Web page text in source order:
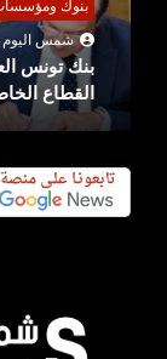
بنوك
شمس اليوم
القطاع